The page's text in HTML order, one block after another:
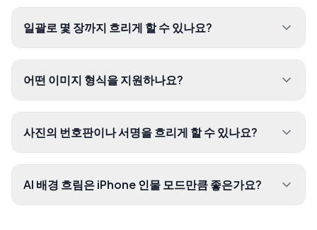
일괄로 몇 장까지 흐리게 할 수 있나요?
어떤 이미지 형식을 지원하나요?
사진의 번호판이나 서명을 흐리게 할 수 있나요?
AI 배경 흐림은 iPhone 인물 모드만큼 좋은가요?